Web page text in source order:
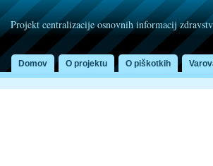
Projekt centralizacije osnovnih informacij
Domov O projektu O piškotkih